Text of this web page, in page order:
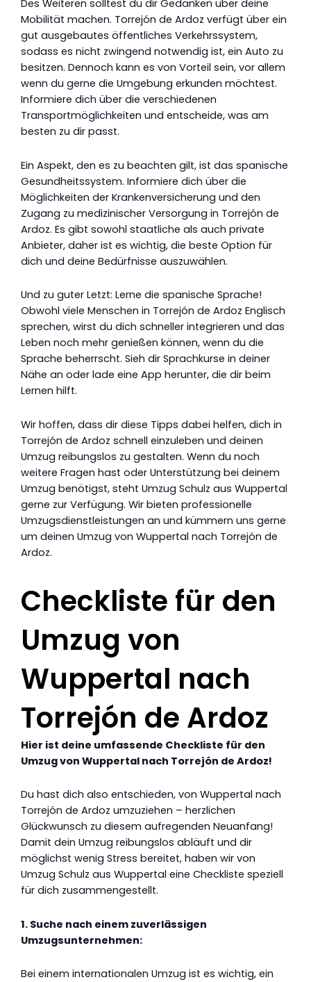
Des Weiteren solltest du dir Gedanken über deine
Mobilität machen. Torrejón de Ardoz verfügt über ein
gut ausgebautes öffentliches Verkehrssystem,
sodass es nicht zwingend notwendig ist, ein Auto zu
besitzen. Dennoch kann es von Vorteil sein, vor allem
wenn du gerne die Umgebung erkunden möchtest.
Informiere dich über die verschiedenen
Transportmöglichkeiten und entscheide, was am
besten zu dir passt.
Ein Aspekt, den es zu beachten gilt, ist das spanische
Gesundheitssystem. Informiere dich über die
Möglichkeiten der Krankenversicherung und den
Zugang zu medizinischer Versorgung in Torrejón de
Ardoz. Es gibt sowohl staatliche als auch private
Anbieter, daher ist es wichtig, die beste Option für
dich und deine Bedürfnisse auszuwählen.
Und zu guter Letzt: Lerne die spanische Sprache!
Obwohl viele Menschen in Torrejón de Ardoz Englisch
sprechen, wirst du dich schneller integrieren und das
Leben noch mehr genießen können, wenn du die
Sprache beherrscht. Sieh dir Sprachkurse in deiner
Nähe an oder lade eine App herunter, die dir beim
Lernen hilft.
Wir hoffen, dass dir diese Tipps dabei helfen, dich in
Torrejón de Ardoz schnell einzuleben und deinen
Umzug reibungslos zu gestalten. Wenn du noch
weitere Fragen hast oder Unterstützung bei deinem
Umzug benötigst, steht Umzug Schulz aus Wuppertal
gerne zur Verfügung. Wir bieten professionelle
Umzugsdienstleistungen an und kümmern uns gerne
um deinen Umzug von Wuppertal nach Torrejón de
Ardoz.
Checkliste für den
Umzug von
Wuppertal nach
Torrejón de Ardoz
Hier ist deine umfassende Checkliste für den
Umzug von Wuppertal nach Torrejón de Ardoz!
Du hast dich also entschieden, von Wuppertal nach
Torrejón de Ardoz umzuziehen – herzlichen
Glückwunsch zu diesem aufregenden Neuanfang!
Damit dein Umzug reibungslos abläuft und dir
möglichst wenig Stress bereitet, haben wir von
Umzug Schulz aus Wuppertal eine Checkliste speziell
für dich zusammengestellt.
1. Suche nach einem zuverlässigen
Umzugsunternehmen:
Bei einem internationalen Umzug ist es wichtig, ein